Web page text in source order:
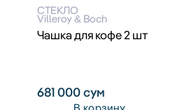
СТЕКЛО
Villeroy & Boch
Чашка для кофе 2 шт
681 000сум